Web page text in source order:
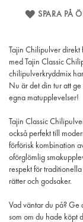
SPARA PÅ
Tajin Chilipulver
med Tajin Classic
chilipulverkryddmix
Nu är det din tur att
egna matupplevelser!
Tajin Classic
också perfekt till
förförisk kombination
oförglömlig
respekt för
rätter och godsaker.
Vad väntar du på? Ge
som om du hade köpt